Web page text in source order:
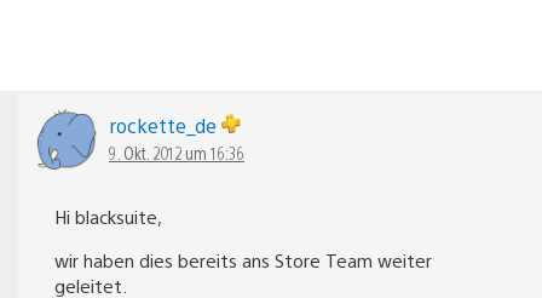
rockette_de
9. Okt. 2012 um 16:36
Hi blacksuite,
wir haben dies bereits ans Store Team weiter
geleitet.